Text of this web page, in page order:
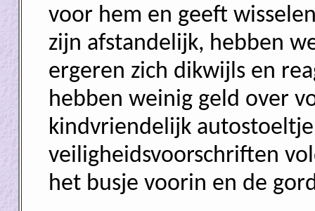
voor hem en geeft
zijn afstandelijk, hebben
ergeren zich dikwijls en
hebben weinig geld over
kindvriendelijk
veiligheidsvoorschriften
het busje voorin en de